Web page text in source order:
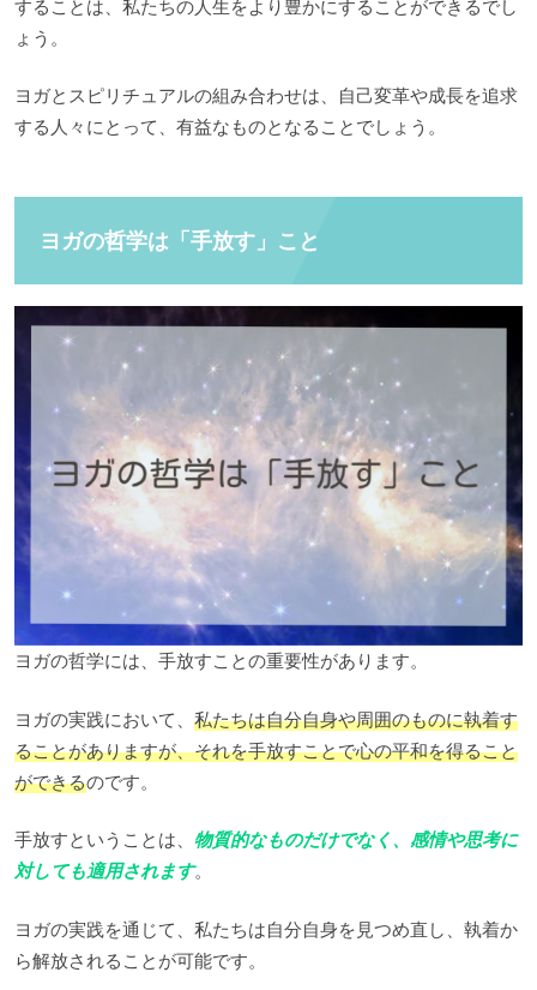
することは、私たちの人生をより豊かにすることができるでし
ょう。
ヨガとスピリチュアルの組み合わせは、自己変革や成長を追求
する人々にとって、有益なものとなることでしょう。
ヨガの哲学は「手放す」こと
ヨガの哲学には、手放すことの重要性があります。
ヨガの実践において、 私たちは自分自身や周囲のものに執着す
ることがありますが、それを手放すことで心の平和を得ること
ができるのです。
手放すということは、 物質的なものだけでなく、感情や思考に
対しても適用されます。
ヨガの実践を通じて、私たちは自分自身を見つめ直し、執着か
ら解放されることが可能です。